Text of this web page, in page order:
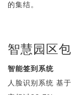
的集结。
智慧园区
智能签到系统
人脸识别系统 基